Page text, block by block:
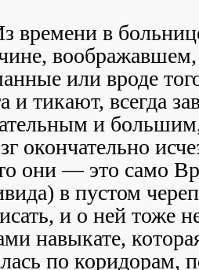
времени в
воображавшем,
или вроде
и тикают, всегда
и
окончательно
они — это само
в пустом
и о ней тоже
навыкате,
по коридорам,